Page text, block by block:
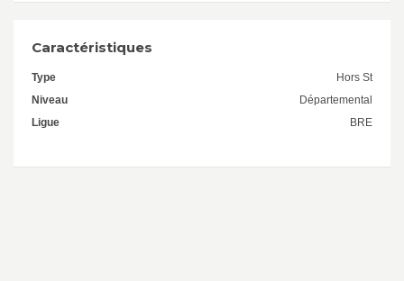
Caractéristiques
Type
Hors St
Niveau
Départemental
Ligue
BRE